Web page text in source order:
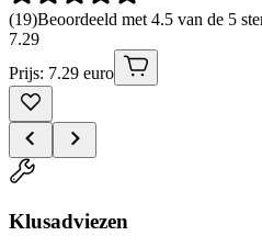
(19)Beoordeeld met 4.5 van de 5
7.29
Prijs: 7.29 euro
Klusadviezen